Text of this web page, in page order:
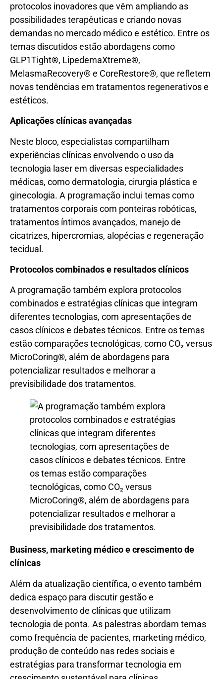
protocolos inovadores que vêm ampliando as
possibilidades terapêuticas e criando novas
demandas no mercado médico e estético. Entre os
temas discutidos estão abordagens como
GLP1Tight®, LipedemaXtreme®,
MelasmaRecovery® e CoreRestore®, que refletem
novas tendências em tratamentos regenerativos e
estéticos.
Aplicações clínicas avançadas
Neste bloco, especialistas compartilham
experiências clínicas envolvendo o uso da
tecnologia laser em diversas especialidades
médicas, como dermatologia, cirurgia plástica e
ginecologia. A programação inclui temas como
tratamentos corporais com ponteiras robóticas,
tratamentos íntimos avançados, manejo de
cicatrizes, hipercromias, alopécias e regeneração
tecidual.
Protocolos combinados e resultados clínicos
A programação também explora protocolos
combinados e estratégias clínicas que integram
diferentes tecnologias, com apresentações de
casos clínicos e debates técnicos. Entre os temas
estão comparações tecnológicas, como CO₂ versus
MicroCoring®, além de abordagens para
potencializar resultados e melhorar a
previsibilidade dos tratamentos.
Business, marketing médico e crescimento de
clínicas
Além da atualização científica, o evento também
dedica espaço para discutir gestão e
desenvolvimento de clínicas que utilizam
tecnologia de ponta. As palestras abordam temas
como frequência de pacientes, marketing médico,
produção de conteúdo nas redes sociais e
estratégias para transformar tecnologia em